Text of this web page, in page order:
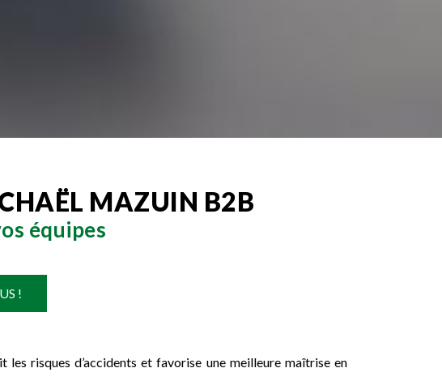
MAZUIN B2B
équipes
!
les risques d’accidents et favorise une meilleure maîtrise en